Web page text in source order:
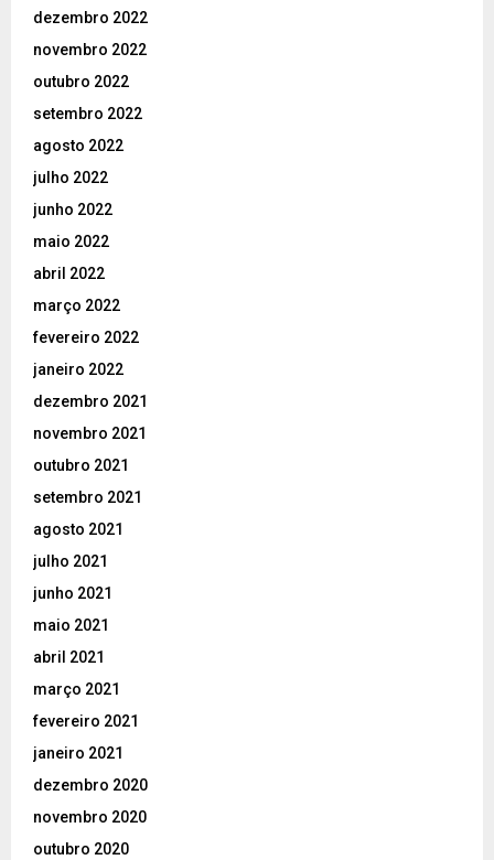
dezembro 2022
novembro 2022
outubro 2022
setembro 2022
agosto 2022
julho 2022
junho 2022
maio 2022
abril 2022
março 2022
fevereiro 2022
janeiro 2022
dezembro 2021
novembro 2021
outubro 2021
setembro 2021
agosto 2021
julho 2021
junho 2021
maio 2021
abril 2021
março 2021
fevereiro 2021
janeiro 2021
dezembro 2020
novembro 2020
outubro 2020